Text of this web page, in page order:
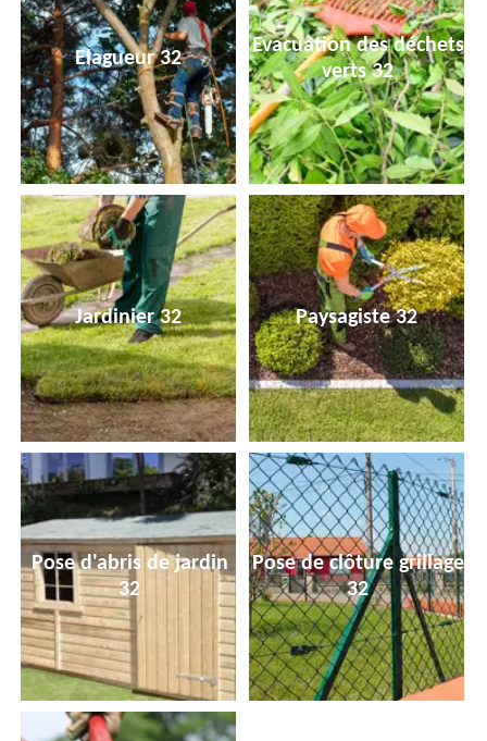
Elagueur 32
Evacuation des déchets
verts 32
Jardinier 32 Paysagiste 32
Pose d'abris de jardin
32
Pose de clôture grillage
32